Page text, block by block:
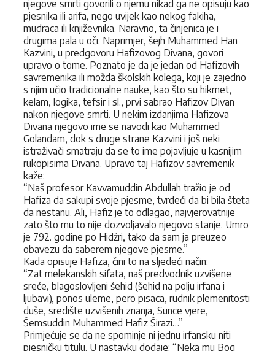
njegove smrti govorili o njemu nikad ga ne opisuju kao
pjesnika ili arifa, nego uvijek kao nekog fakiha,
mudraca ili književnika. Naravno, ta činjenica je i
drugima pala u oči. Naprimjer, šejh Muhammed Han
Kazvini, u predgovoru Hafizovog Divana, govori
upravo o tome. Poznato je da je jedan od Hafizovih
savremenika ili možda školskih kolega, koji je zajedno
s njim učio tradicionalne nauke, kao što su hikmet,
kelam, logika, tefsir i sl., prvi sabrao Hafizov Divan
nakon njegove smrti. U nekim izdanjima Hafizova
Divana njegovo ime se navodi kao Muhammed
Golandam, dok s druge strane Kazvini i još neki
istraživači smatraju da se to ime pojavljuje u kasnijim
rukopisima Divana. Upravo taj Hafizov savremenik
kaže:
“Naš profesor Kavvamuddin Abdullah tražio je od
Hafiza da sakupi svoje pjesme, tvrdeći da bi bila šteta
da nestanu. Ali, Hafiz je to odlagao, najvjerovatnije
zato što mu to nije dozvoljavalo njegovo stanje. Umro
je 792. godine po Hidžri, tako da sam ja preuzeo
obavezu da saberem njegove pjesme.”
Kada opisuje Hafiza, čini to na sljedeći način:
“Zat melekanskih sifata, naš predvodnik uzvišene
sreće, blagoslovljeni šehid (šehid na polju irfana i
ljubavi), ponos uleme, pero pisaca, rudnik plemenitosti
duše, središte uzvišenih znanja, Sunce vjere,
Šemsuddin Muhammed Hafiz Širazi…”
Primjećuje se da ne spominje ni jednu irfansku niti
pjesničku titulu. U nastavku dodaje: “Neka mu Bog